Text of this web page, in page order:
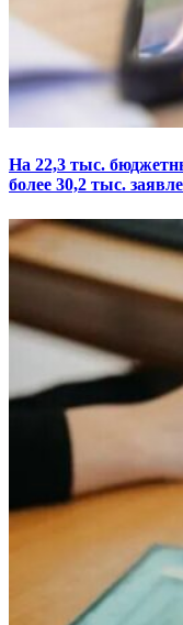
На 22,3 тыс.
более 30,2 тыс.